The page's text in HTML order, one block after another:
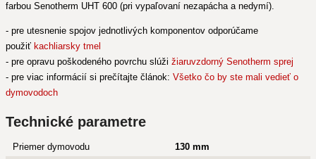
farbou Senotherm UHT 600 (pri vypaľovaní nezapácha a nedymí).
- pre utesnenie spojov jednotlivých komponentov odporúčame
použiť kachliarsky tmel
- pre opravu poškodeného povrchu slúži žiaruvzdorný Senotherm sprej
- pre viac informácií si prečítajte článok: Všetko čo by ste mali vedieť o
dymovodoch
Technické parametre
Priemer dymovodu
130 mm